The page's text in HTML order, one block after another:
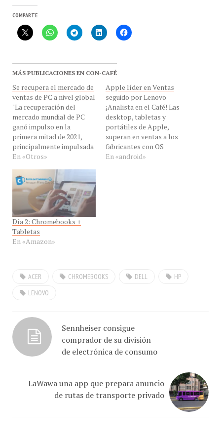
Se recupera el mercado de
ventas de PC a nivel global
"La recuperación del
mercado mundial de PC
ganó impulso en la
primera mitad de 2021,
principalmente impulsada
por el crecimiento de las
computadoras
En «Otros»
Apple líder en Ventas
seguido por Lenovo
¡Analista en el Café! Las
desktop, tabletas y
portátiles de Apple,
superan en ventas a los
fabricantes con OS
Windows (PC), según
informe de Canalys. Esto
En «android»
Día 2: Chromebooks +
Tabletas
En «Amazon»
LENOVO
comprador de su división
de electrónica de consumo
de rutas de transporte privado